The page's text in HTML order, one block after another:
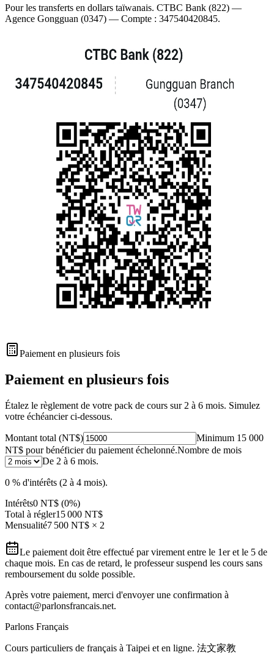
Pour les transferts en dollars taïwanais. CTBC Bank (822) —
Agence Gongguan (0347) — Compte : 347540420845.
Paiement en plusieurs fois
Paiement en plusieurs fois
Étalez le règlement de votre pack de cours sur 2 à 6 mois. Simulez
votre échéancier ci-dessous.
Montant total (NT$)
Minimum 15 000
NT$ pour bénéficier du paiement échelonné.Nombre de mois
De 2 à 6 mois.
0 % d'intérêts (2 à 4 mois).
Intérêts0 NT$ (0%)
Total à régler15 000 NT$
Mensualité7 500 NT$ × 2
Le paiement doit être effectué par virement entre le 1er et le 5 de
chaque mois. En cas de retard, le professeur suspend les cours sans
remboursement du solde possible.
Après votre paiement, merci d'envoyer une confirmation à
contact@parlonsfrancais.net.
Parlons Français
Cours particuliers de français à Taipei et en ligne. 法文家教